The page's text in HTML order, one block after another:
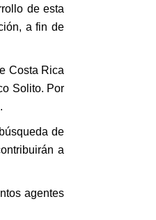
de esta
a fin de
Costa Rica
Solito. Por
de
a
agentes